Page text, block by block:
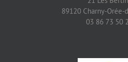
89120 Charny-Orée-
03 86 73 50